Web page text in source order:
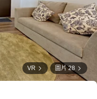
VR 圖片 28